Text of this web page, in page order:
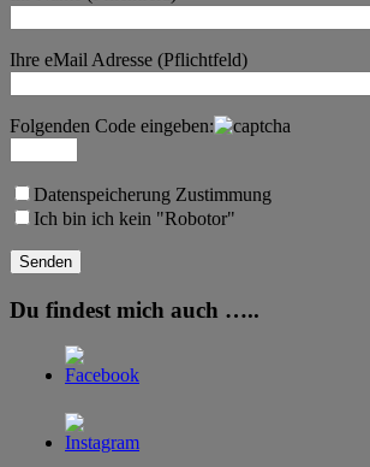
Ihre eMail Adresse (Pflichtfeld)
Folgenden Code eingeben:
Datenspeicherung Zustimmung
Ich bin ich kein "Robotor"
Du findest mich auch …..